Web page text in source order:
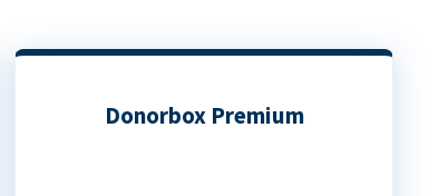
Donorbox Premium